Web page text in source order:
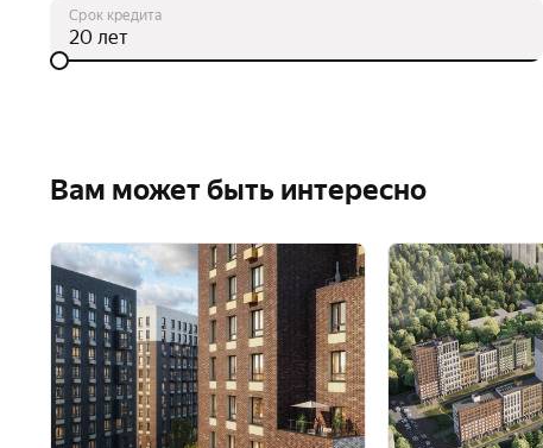
Срок кредита
лет
Вам может быть интересно